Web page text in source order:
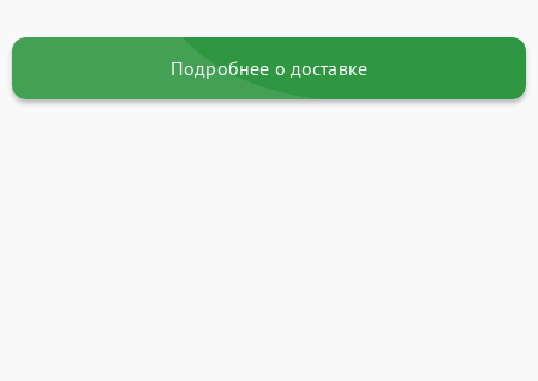
Подробнее о доставке